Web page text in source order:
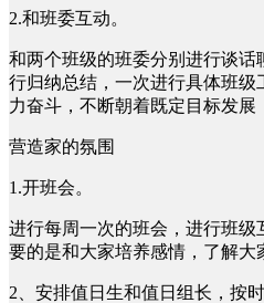
2.和班委互动。
和两个班级的班委分别进行谈
行归纳总结，一次进行具体班级
力奋斗，不断朝着既定目标发展
营造家的氛围
1.开班会。
进行每周一次的班会，进行班
要的是和大家培养感情，了解大
2、安排值日生和值日组长，按